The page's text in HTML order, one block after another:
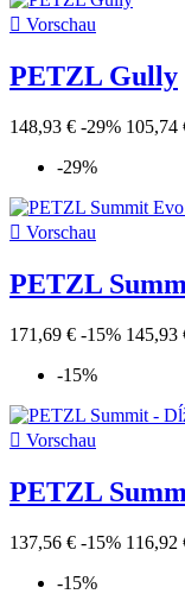
 Vorschau
PETZL Gully
148,93 € -29% 105,74
-29%
 Vorschau
PETZL
171,69 € -15% 145,93
-15%
 Vorschau
PETZL
137,56 € -15% 116,92
-15%